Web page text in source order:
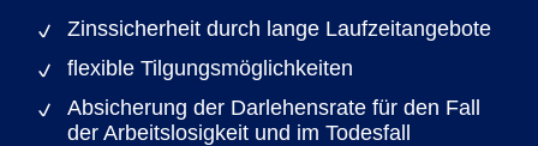
Zinssicherheit durch lange Laufzeitangebote
flexible Tilgungsmöglichkeiten
Absicherung der Darlehensrate für den Fall
der Arbeitslosigkeit und im Todesfall